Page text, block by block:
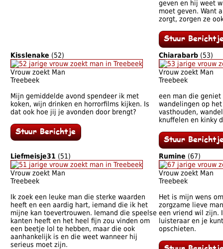
geven en hij weet
moet geven. Want
zorgt, zorgen ze
Kisslenake (52)
Vrouw zoekt Man
Treebeek
Mijn gemiddelde avond spendeer ik met
koken, wijn drinken en horrorfilms kijken. Is
dat ook hoe jij je avonden door brengt?
Chiarabarb (53)
Vrouw zoekt Man
Treebeek
een man die geniet
wandelingen op
vasthouden,
knuffelen en kinky
Liefmeisje31 (51)
Vrouw zoekt Man
Treebeek
Ik zoek een leuke man die sterke waarden
heeft en een aardig hart, iemand die ik het
mijne kan toevertrouwen. Iemand die speelse
kanten heeft en het heel fijn zou vinden om
een beetje lol te hebben, maar die ook
aanhankelijk is en die weet wanneer hij
serieus moet zijn.
Rumine (67)
Vrouw zoekt Man
Treebeek
Het is mijn wens
zorgzame lieve
een vriend wil zijn.
luisteraar en je
opschieten.